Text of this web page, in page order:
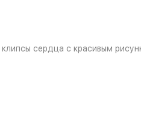
сердца с красивым